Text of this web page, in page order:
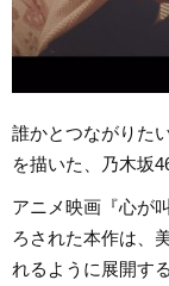
誰かとつながりた
を描いた、乃木坂
アニメ映画『心が
ろされた本作は、
れるように展開す